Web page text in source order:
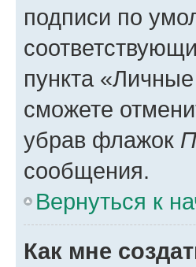
подписи по
пункта
сможете
убрав флажок
сообщения.
Вернуться к
Как мне